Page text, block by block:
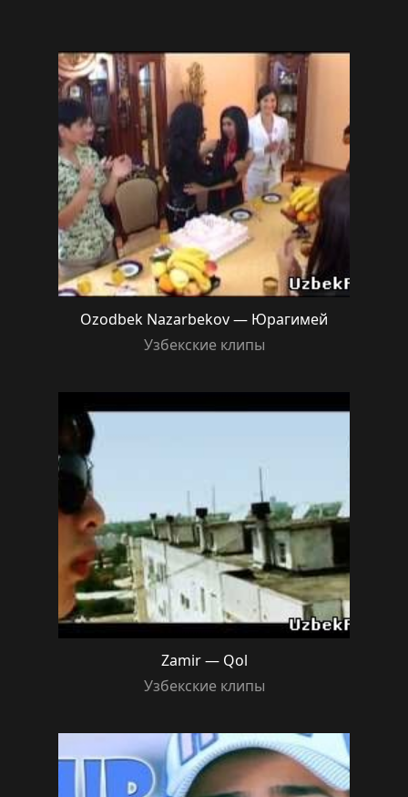
Ozodbek Nazarbekov — Юрагимей
Узбекские клипы
Zamir — Qol
Узбекские клипы